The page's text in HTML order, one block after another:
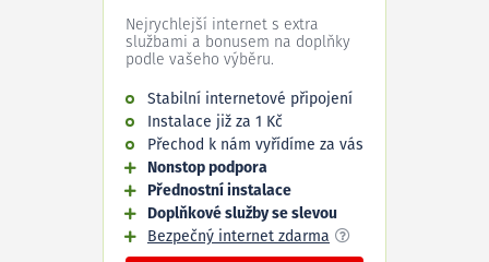
Nejrychlejší internet s extra
službami a bonusem na doplňky
podle vašeho výběru.
Stabilní internetové připojení
Instalace již za 1 Kč
Přechod k nám vyřídíme za vás
Nonstop podpora
Přednostní instalace
Doplňkové služby se slevou
Bezpečný internet zdarma